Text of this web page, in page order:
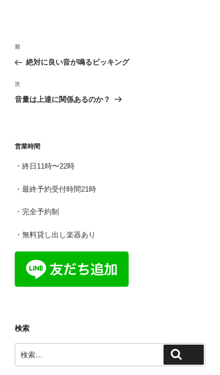
投
ナ
ビ
ゲ
ン
前
の
稿
前
絶対に良い音が鳴るピッキング
次
の
次
音量は上達に関係あるのか？
営業時間
・終日11時〜22時
・最終予約受付時間21時
・完全予約制
・無料貸し出し楽器あり
検索
索: